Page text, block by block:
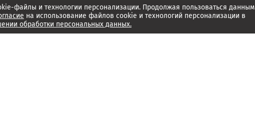
файлы и технологии персонализации. Продолжая пользоваться данным
на использование файлов cookie и технологий персонализации в
обработки персональных данных.